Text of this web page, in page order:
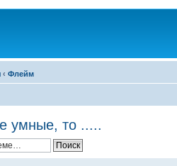
‹ Флейм
умные, то .....